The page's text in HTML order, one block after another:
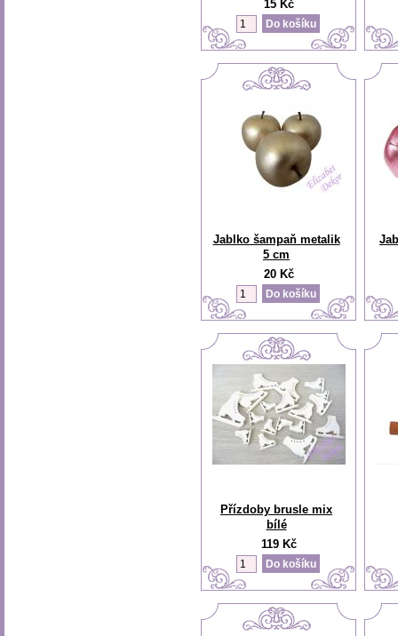
15 Kč
Jablko šampaň metalik
5 cm
20 Kč
Přízdoby brusle mix
bílé
119 Kč